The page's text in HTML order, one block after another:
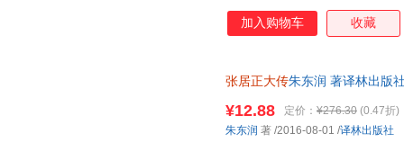
加入购物车 收藏
张居正大传朱东润 著译林出版
¥12.88 定价： ¥276.30 (0.47折)
朱东润 著 /2016-08-01 /译林出版社